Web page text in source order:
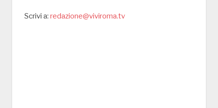
Scrivi a: redazione@viviroma.tv